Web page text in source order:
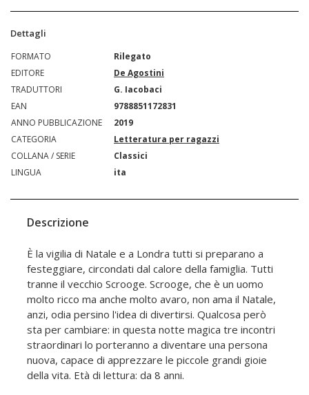
Dettagli
FORMATO
Rilegato
EDITORE
De Agostini
TRADUTTORI
G. Iacobaci
EAN
9788851172831
ANNO PUBBLICAZIONE
2019
CATEGORIA
Letteratura per ragazzi
COLLANA / SERIE
Classici
LINGUA
ita
Descrizione
È la vigilia di Natale e a Londra tutti si preparano a
festeggiare, circondati dal calore della famiglia. Tutti
tranne il vecchio Scrooge. Scrooge, che è un uomo
molto ricco ma anche molto avaro, non ama il Natale,
anzi, odia persino l'idea di divertirsi. Qualcosa però
sta per cambiare: in questa notte magica tre incontri
straordinari lo porteranno a diventare una persona
nuova, capace di apprezzare le piccole grandi gioie
della vita. Età di lettura: da 8 anni.